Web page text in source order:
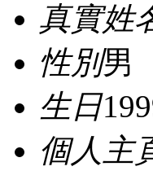
真實姓
性別男
生日
個人主